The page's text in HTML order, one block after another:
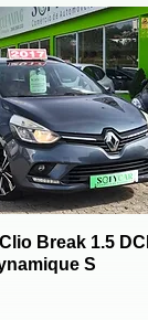
Break 1.5 DCI
S